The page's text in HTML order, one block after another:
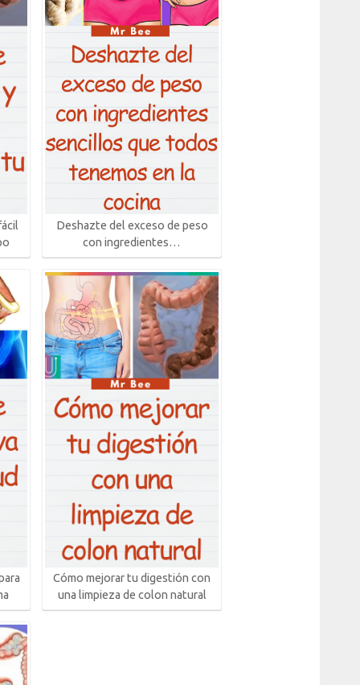
Deshazte del exceso de peso
con ingredientes…
Cómo mejorar tu digestión con
una limpieza de colon natural